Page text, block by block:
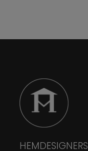
HEMDESIGNERS